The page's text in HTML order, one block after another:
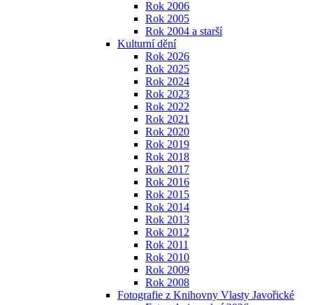
Rok 2006
Rok 2005
Rok 2004 a starší
Kulturní dění
Rok 2026
Rok 2025
Rok 2024
Rok 2023
Rok 2022
Rok 2021
Rok 2020
Rok 2019
Rok 2018
Rok 2017
Rok 2016
Rok 2015
Rok 2014
Rok 2013
Rok 2012
Rok 2011
Rok 2010
Rok 2009
Rok 2008
Fotografie z Knihovny Vlasty Javořické